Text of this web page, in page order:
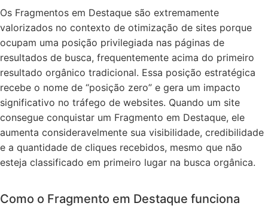
Os Fragmentos em Destaque são extremamente
valorizados no contexto de otimização de sites porque
ocupam uma posição privilegiada nas páginas de
resultados de busca, frequentemente acima do primeiro
resultado orgânico tradicional. Essa posição estratégica
recebe o nome de “posição zero” e gera um impacto
significativo no tráfego de websites. Quando um site
consegue conquistar um Fragmento em Destaque, ele
aumenta consideravelmente sua visibilidade, credibilidade
e a quantidade de cliques recebidos, mesmo que não
esteja classificado em primeiro lugar na busca orgânica.
Como o Fragmento em Destaque funciona